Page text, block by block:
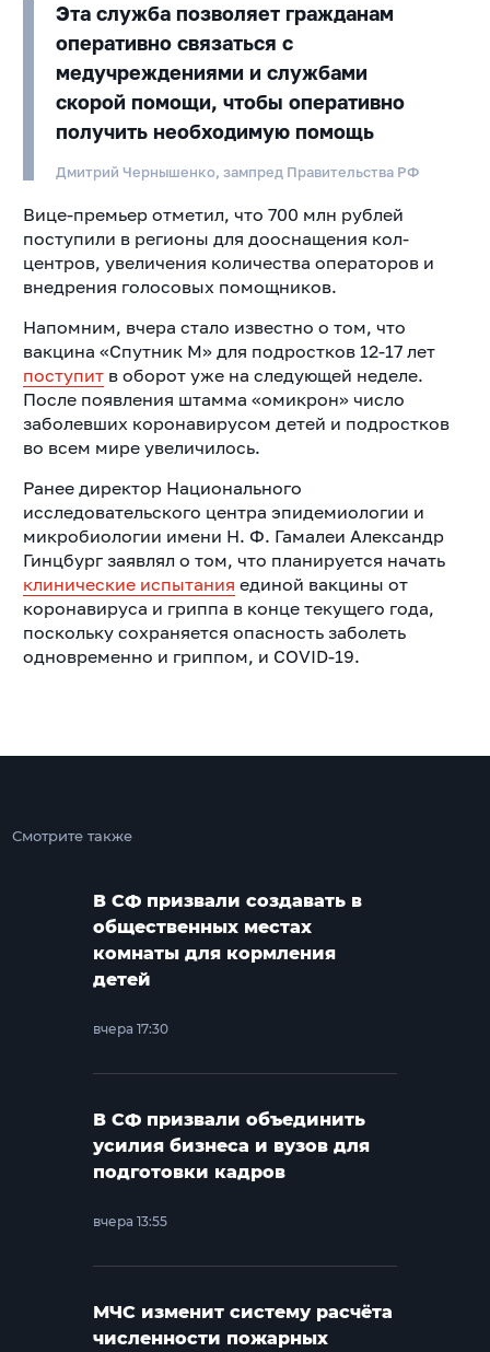
Эта служба позволяет гражданам
оперативно связаться с
медучреждениями и службами
скорой помощи, чтобы оперативно
получить необходимую помощь
Дмитрий Чернышенко, зампред Правительства РФ
Вице-премьер отметил, что 700 млн рублей
поступили в регионы для дооснащения кол-
центров, увеличения количества операторов и
внедрения голосовых помощников.
Напомним, вчера стало известно о том, что
вакцина «Спутник М» для подростков 12-17 лет
поступитв оборот уже на следующей неделе.
После появления штамма «омикрон» число
заболевших коронавирусом детей и подростков
во всем мире увеличилось.
Ранее директор Национального
исследовательского центра эпидемиологии и
микробиологии имени Н. Ф. Гамалеи Александр
Гинцбург заявлял о том, что планируется начать
клинические испытания единой вакцины от
коронавируса и гриппа в конце текущего года,
поскольку сохраняется опасность заболеть
одновременно и гриппом, и COVID-19.
Смотрите также
В СФ призвали создавать в
общественных местах
комнаты для кормления
детей
вчера 17:30
В СФ призвали объединить
усилия бизнеса и вузов для
подготовки кадров
вчера 13:55
МЧС изменит систему расчёта
численности пожарных